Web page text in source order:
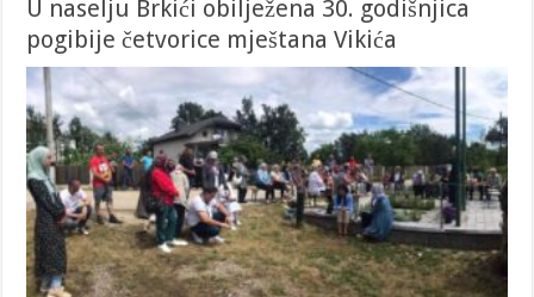
U naselju Brkići obilježena 30. godišnjica
pogibije četvorice mještana Vikića